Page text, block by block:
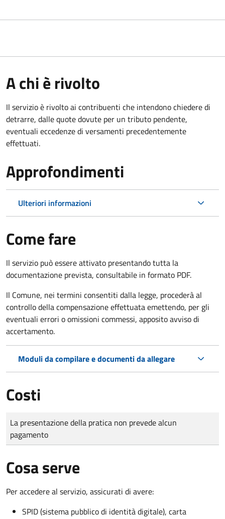
A chi è rivolto
Il servizio è rivolto ai contribuenti che intendono chiedere di
detrarre, dalle quote dovute per un tributo pendente,
eventuali eccedenze di versamenti precedentemente
effettuati.
Approfondimenti
Ulteriori informazioni
Come fare
Il servizio può essere attivato presentando tutta la
documentazione prevista, consultabile in formato PDF.
Il Comune, nei termini consentiti dalla legge, procederà al
controllo della compensazione effettuata emettendo, per gli
eventuali errori o omissioni commessi, apposito avviso di
accertamento.
Moduli da compilare e documenti da allegare
Costi
Tipo di pagamento
Importo
La presentazione della pratica non prevede alcun
pagamento
Cosa serve
Per accedere al servizio, assicurati di avere:
SPID (sistema pubblico di identità digitale), carta